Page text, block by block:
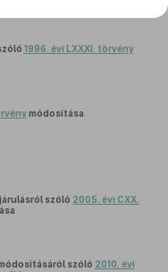
1996. évi LXXXI. törvény
módosítása
szóló 2005. évi CXX.
szóló 2010. évi